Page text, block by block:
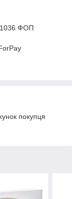
ФОП
покупця